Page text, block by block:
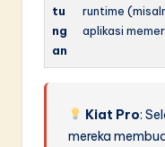
tu
ng
an
runtime
aplikasi
Kiat Pro:
mereka